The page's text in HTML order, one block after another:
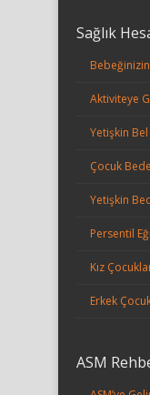
Sağlık
Aktiviteye
Yetişkin
Çocuk
Yetişkin
Persentil
Kız
Erkek
ASM